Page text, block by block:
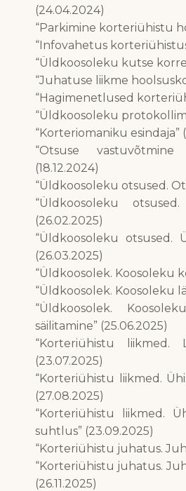
(24.04.2024)
“Parkimine korteriühistu
“Infovahetus
“Üldkoosoleku kutse
“Juhatuse liikme
“Hagimenetlused
“Üldkoosoleku
“Korteriomaniku esindaja”
“Otsuse
(18.12.2024)
“Üldkoosoleku otsused.
“Üldkoosoleku
(26.02.2025)
“Üldkoosoleku otsused.
(26.03.2025)
“Üldkoosolek. Koosoleku
“Üldkoosolek. Koosoleku
“Üldkoosolek.
säilitamine” (25.06.2025)
“Korteriühistu liikmed.
(23.07.2025)
“Korteriühistu liikmed.
(27.08.2025)
“Korteriühistu liikmed.
suhtlus” (23.09.2025)
“Korteriühistu juhatus.
“Korteriühistu juhatus.
(26.11.2025)